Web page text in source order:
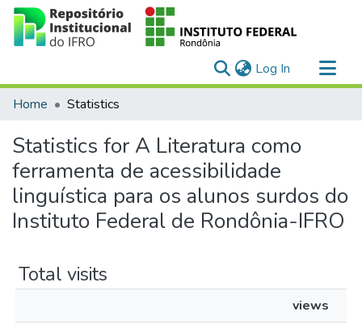
Log In (current)
Communities & Collections
Home Statistics
Statistics for A Literatura como
ferramenta de acessibilidade
linguística para os alunos surdos do
Instituto Federal de Rondônia-IFRO
Total visits
views